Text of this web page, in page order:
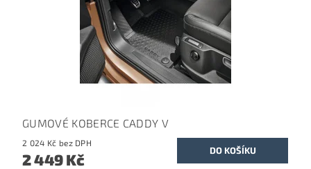
GUMOVÉ KOBERCE CADDY V
2 024 Kč bez DPH
2 449 Kč